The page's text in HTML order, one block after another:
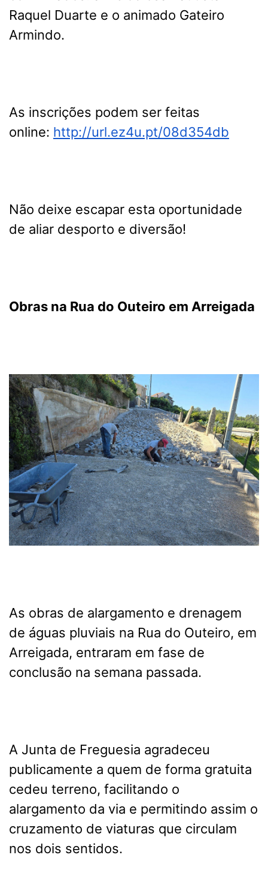
Raquel Duarte e o animado Gateiro
Armindo.
As inscrições podem ser feitas
online: http://url.ez4u.pt/08d354db
Não deixe escapar esta oportunidade
de aliar desporto e diversão!
Obras na Rua do Outeiro em Arreigada
As obras de alargamento e drenagem
de águas pluviais na Rua do Outeiro, em
Arreigada, entraram em fase de
conclusão na semana passada.
A Junta de Freguesia agradeceu
publicamente a quem de forma gratuita
cedeu terreno, facilitando o
alargamento da via e permitindo assim o
cruzamento de viaturas que circulam
nos dois sentidos.